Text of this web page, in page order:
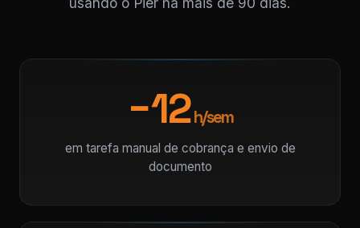
−12h/sem
em tarefa manual de cobrança e envio de
documento